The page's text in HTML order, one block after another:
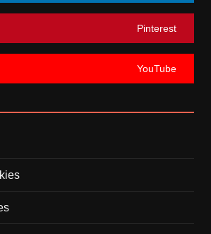
Pinterest
YouTube